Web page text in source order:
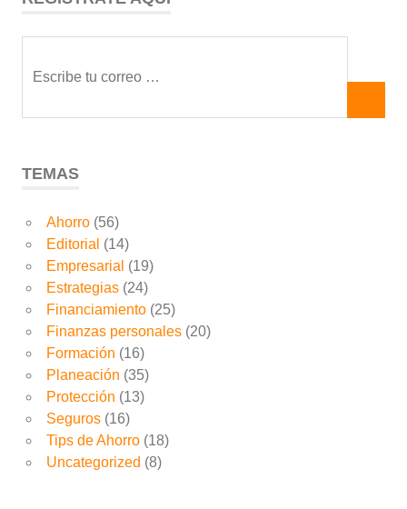
TEMAS
Ahorro(56)
Editorial (14)
Empresarial (19)
Estrategias(24)
Financiamiento(25)
Finanzas personales(20)
Formación (16)
Planeación (35)
Protección (13)
Seguros(16)
Tips de Ahorro(18)
Uncategorized (8)